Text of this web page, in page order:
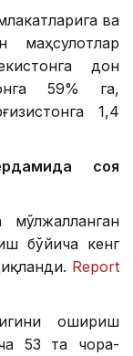
ва
маҳсулотлар
дон
59% га,
1,4
соя
мўлжалланган
бўйича кенг
Report
ошириш
53 та чора-